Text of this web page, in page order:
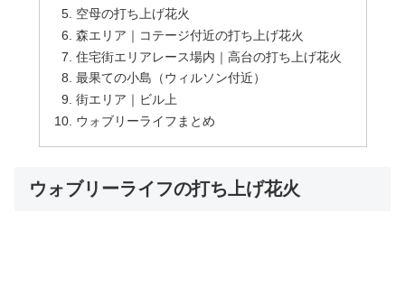
空母の打ち上げ花火
森エリア｜コテージ付近の打ち上げ花火
住宅街エリアレース場内｜高台の打ち上げ花火
最果ての小島（ウィルソン付近）
街エリア｜ビル上
ウォブリーライフまとめ
ウォブリーライフの打ち上げ花火